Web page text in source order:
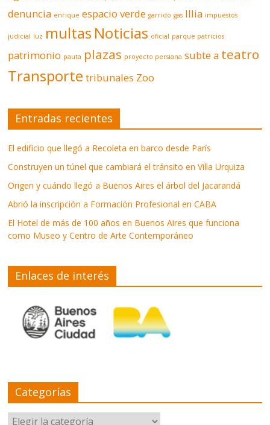
denuncia enrique espacio verde garrido gas Illia impuestos
judicial luz multas Noticias oficial parque patricios
patrimonio pauta plazas proyecto persiana subte a teatro
Transporte tribunales Zoo
Entradas recientes
El edificio que llegó a Recoleta en barco desde París
Construyen un túnel que cambiará el tránsito en Villa Urquiza
Origen y cuándo llegó a Buenos Aires el árbol del Jacarandá
Abrió la inscripción a Formación Profesional en CABA
El Hotel de más de 100 años en Buenos Aires que funciona
como Museo y Centro de Arte Contemporáneo
Enlaces de interés
Categorías
Categorías